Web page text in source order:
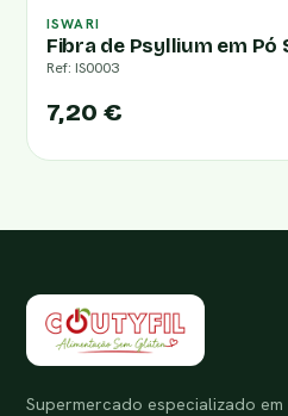
ISWARI
Fibra de Psyllium em Pó
Ref: IS0003
7,20 €
Supermercado especializado em